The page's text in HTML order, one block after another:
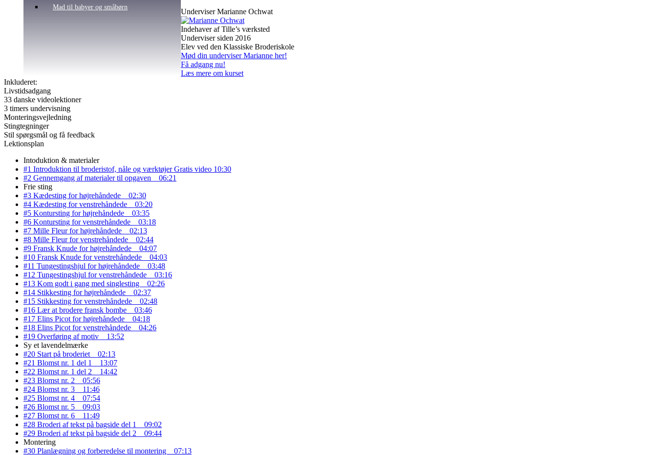
Mad til babyer og småbørn
Underviser Marianne Ochwat
Indehaver af Tille’s værksted
Underviser siden 2016
Elev ved den Klassiske Broderiskole
Mød din underviser Marianne her!
Få adgang nu!
Læs mere om kurset
Inkluderet:
Livstidsadgang
33 danske videolektioner
3 timers undervisning
Monteringsvejledning
Stingtegninger
Stil spørgsmål og få feedback
Lektionsplan
Intoduktion & materialer
#1 Introduktion til broderistof, nåle og værktøjerGratis video 10:30
#2 Gennemgang af materialer til opgaven
06:21
Frie sting
#3 Kædesting for højrehåndede
02:30
#4 Kædesting for venstrehåndede
03:20
#5 Kontursting for højrehåndede
03:35
#6 Kontursting for venstrehåndede
03:18
#7 Mille Fleur for højrehåndede
02:13
#8 Mille Fleur for venstrehåndede
02:44
#9 Fransk Knude for højrehåndede
04:07
#10 Fransk Knude for venstrehåndede
04:03
#11 Tungestingshjul for højrehåndede
03:48
#12 Tungestingshjul for venstrehåndede
03:16
#13 Kom godt i gang med singlesting
02:26
#14 Stikkesting for højrehåndede
02:37
#15 Stikkesting for venstrehåndede
02:48
#16 Lær at brodere fransk bombe
03:46
#17 Elins Picot for højrehåndede
04:18
#18 Elins Picot for venstrehåndede
04:26
#19 Overføring af motiv
13:52
Sy et lavendelmærke
#20 Start på broderiet
02:13
#21 Blomst nr. 1 del 1
13:07
#22 Blomst nr. 1 del 2
14:42
#23 Blomst nr. 2
05:56
#24 Blomst nr. 3
11:46
#25 Blomst nr. 4
07:54
#26 Blomst nr. 5
09:03
#27 Blomst nr. 6
11:49
#28 Broderi af tekst på bagside del 1
09:02
#29 Broderi af tekst på bagside del 2
09:44
Montering
#30 Planlægning og forberedelse til montering
07:13